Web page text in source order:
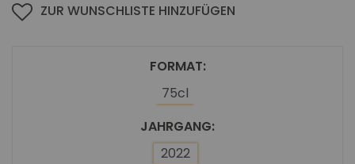
FORMAT
75cl
JAHRGANG
2022
ZUR WUNSCHLISTE HINZUFÜGEN